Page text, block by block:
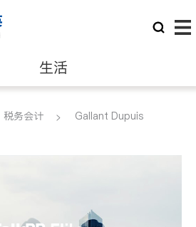
生活
律师
税务会计
Gallant Dupuis